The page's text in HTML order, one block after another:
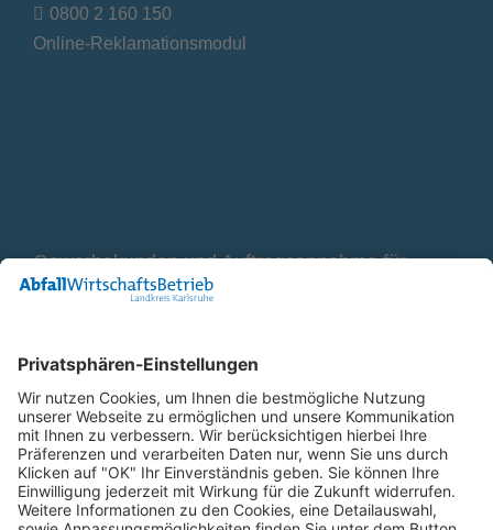
0800 2 160 150
Online-Reklamationsmodul
Gewerbekunden und Auftragsannahme für
Container
E-Mail
Bleiben Sie in Verbindung
Facebook Landkreis Karlsruhe
Instagram Landkreis Karlsruhe